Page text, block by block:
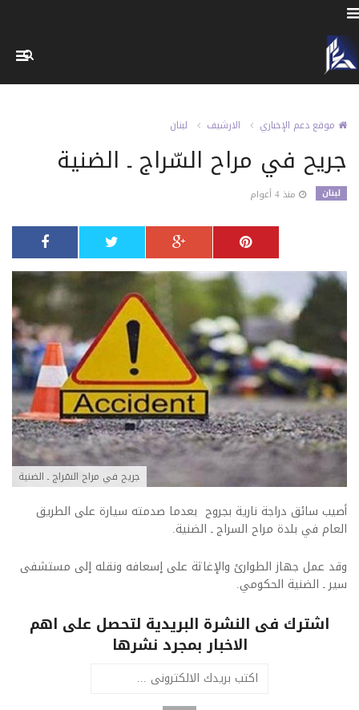
موقع دعم الإخباري الارشيف لبنان
جريح في مراح السّراج ـ الضنية
لبنان منذ 4 أعوام
جريح في مراح السّراج ـ الضنية
أصيب سائق دراجة نارية بجروح بعدما صدمته سيارة على الطريق
العام في بلدة مراح السراج ـ الضنية.
وقد عمل جهاز الطوارئ والإغاثة على إسعافه ونقله إلى مستشفى
سير ـ الضنية الحكومي.
اشترك فى النشرة البريدية لتحصل على اهم
الاخبار بمجرد نشرها